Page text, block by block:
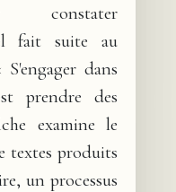
constater
fait suite au
dans
prendre des
examine le
textes produits
un processus